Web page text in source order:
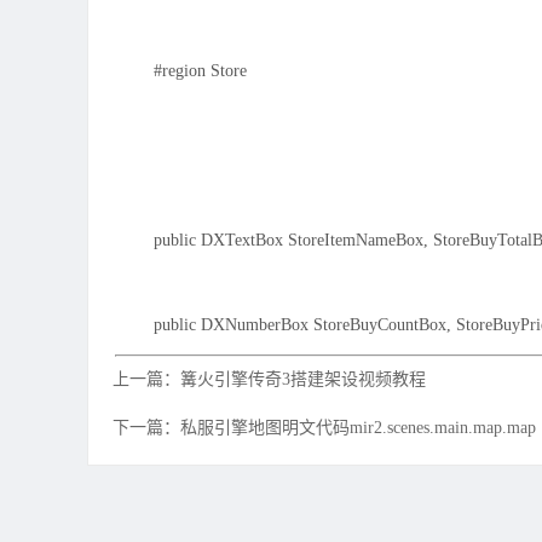
#region Store
public DXTextBox StoreItemNameBox,
public DXNumberBox StoreBuyCountBox,
上一篇：篝火引擎传奇3搭建架设视频教程
下一篇：私服引擎地图明文代码mir2.scenes.main.map.map